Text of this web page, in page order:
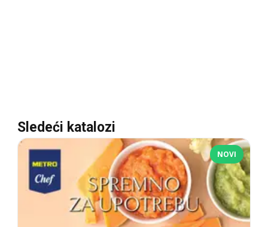
Sledeći katalozi
NOVI